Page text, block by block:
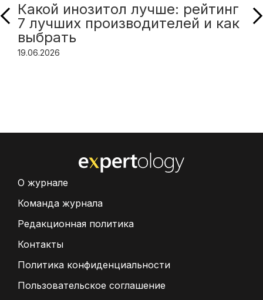
Какой инозитол лучше: рейтинг
7 лучших производителей и как
выбрать
19.06.2026
О журнале
Команда журнала
Редакционная политика
Контакты
Политика конфиденциальности
Пользовательское соглашение